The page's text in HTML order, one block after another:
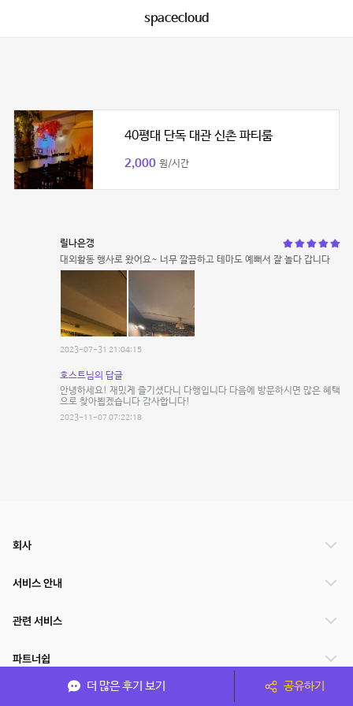
spacecloud
40평대 단독 대관 신촌 파티룸
2,000 원/시간
릴나은갱
대외활동 행사로 왔어요~ 너무 깔끔하고 테마도 예뻐서 잘 놀다 갑니다
2023-07-31 21:04:15
호스트님의 답글
안녕하세요! 재밌게 즐기셨다니 다행입니다 다음에 방문하시면 많은 혜택
으로 찾아뵙겠습니다 감사합니다!
2023-11-07 07:22:18
더 많은 후기 보기 공유하기
회사
서비스 안내
관련 서비스
파트너쉽
서비스 제공 국가